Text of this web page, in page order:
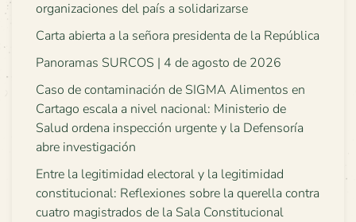
organizaciones del país a solidarizarse
Carta abierta a la señora presidenta de la República
Panoramas SURCOS | 4 de agosto de 2026
Caso de contaminación de SIGMA Alimentos en
Cartago escala a nivel nacional: Ministerio de
Salud ordena inspección urgente y la Defensoría
abre investigación
Entre la legitimidad electoral y la legitimidad
constitucional: Reflexiones sobre la querella contra
cuatro magistrados de la Sala Constitucional